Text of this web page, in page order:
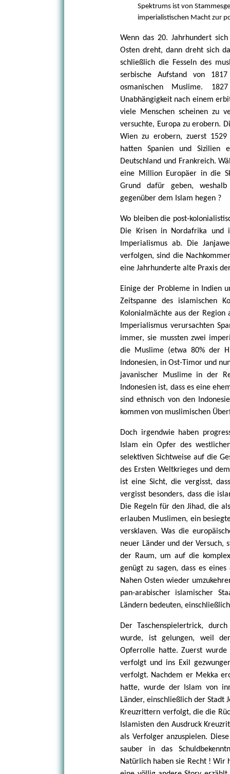
Spektrums ist von
imperialistischen Macht zur
Wenn das 20. Jahrhundert
Osten dreht, dann dreht sich
schließlich die Fesseln des
serbische Aufstand von
osmanischen Muslime.
Unabhängigkeit nach einem
viele Menschen scheinen zu
versuchte, Europa zu erobern.
Wien zu erobern, zuerst
hatten Spanien und Sizilien
Deutschland und Frankreich.
eine Million Europäer in die
Grund dafür geben,
gegenüber dem Islam hegen ?
Wo bleiben die post-
Die Krisen in Nordafrika und
Imperialismus ab. Die
verfolgen, sind die
eine Jahrhunderte alte Praxis
Einige der Probleme in Indien
Zeitspanne des islamischen
Kolonialmächte aus der Region
Imperialismus verursachten
immer, sie mussten zwei
die Muslime (etwa 80% der
Indonesien, in Ost-Timor und
javanischer Muslime in der
Indonesien ist, dass es eine
sind ethnisch von den
kommen von muslimischen
Doch irgendwie haben
Islam ein Opfer des
selektiven Sichtweise auf die
des Ersten Weltkrieges und
ist eine Sicht, die vergisst,
vergisst besonders, dass die
Die Regeln für den Jihad, die
erlauben Muslimen, ein
versklaven. Was die
neuer Länder und der Versuch,
der Raum, um auf die
genügt zu sagen, dass es
Nahen Osten wieder
pan-arabischer islamischer
Ländern bedeuten,
Der Taschenspielertrick,
wurde, ist gelungen, weil
Opferrolle hatte. Zuerst
verfolgt und ins Exil
verfolgt. Nachdem er Mekka
hatte, wurde der Islam von
Länder, einschließlich der Stadt
Kreuzrittern verfolgt, die die
Islamisten den Ausdruck
als Verfolger anzuspielen.
sauber in das
Natürlich haben sie Recht ! Wir